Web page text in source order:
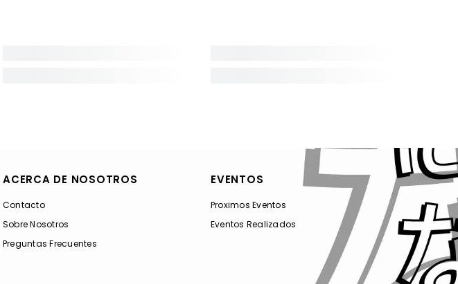
ACERCA DE NOSOTROS
Contacto
Sobre Nosotros
Preguntas Frecuentes
EVENTOS
Proximos Eventos
Eventos Realizados